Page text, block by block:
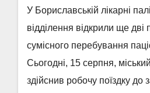
У Бориславській лікарні
відділення відкрили ще дві
сумісного перебування
Сьогодні, 15 серпня,
здійснив робочу поїздку до